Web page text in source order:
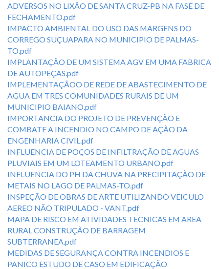
ADVERSOS NO LIXÃO DE SANTA CRUZ-PB NA FASE DE
FECHAMENTO.pdf
IMPACTO AMBIENTAL DO USO DAS MARGENS DO
CORREGO SUÇUAPARA NO MUNICIPIO DE PALMAS-
TO.pdf
IMPLANTAÇÃO DE UM SISTEMA AGV EM UMA FABRICA
DE AUTOPEÇAS.pdf
IMPLEMENTAÇÃOO DE REDE DE ABASTECIMENTO DE
AGUA EM TRES COMUNIDADES RURAIS DE UM
MUNICIPIO BAIANO.pdf
IMPORTANCIA DO PROJETO DE PREVENÇÃO E
COMBATE A INCENDIO NO CAMPO DE AÇÃO DA
ENGENHARIA CIVIL.pdf
INFLUENCIA DE POÇOS DE INFILTRAÇÃO DE AGUAS
PLUVIAIS EM UM LOTEAMENTO URBANO.pdf
INFLUENCIA DO PH DA CHUVA NA PRECIPITAÇÃO DE
METAIS NO LAGO DE PALMAS-TO.pdf
INSPEÇÃO DE OBRAS DE ARTE UTILIZANDO VEICULO
AEREO NÃO TRIPULADO - VANT.pdf
MAPA DE RISCO EM ATIVIDADES TECNICAS EM AREA
RURAL CONSTRUÇÃO DE BARRAGEM
SUBTERRANEA.pdf
MEDIDAS DE SEGURANÇA CONTRA INCENDIOS E
PANICO ESTUDO DE CASO EM EDIFICAÇÃO